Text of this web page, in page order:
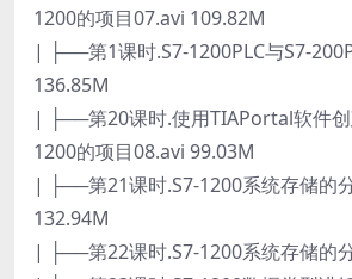
1200的项目07.avi 109.82M
| ├──第1课时.S7-1200PLC与S7-
136.85M
| ├──第20课时.使用TIAPortal软件
1200的项目08.avi 99.03M
| ├──第21课时.S7-1200系统存储的
132.94M
| ├──第22课时.S7-1200系统存储的